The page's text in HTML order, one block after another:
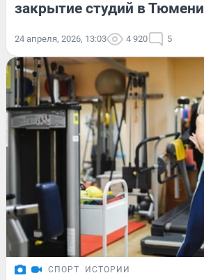
закрытие студий в Тюмени
24 апреля, 2026, 13:03 4 920 5
СПОРТ ИСТОРИИ